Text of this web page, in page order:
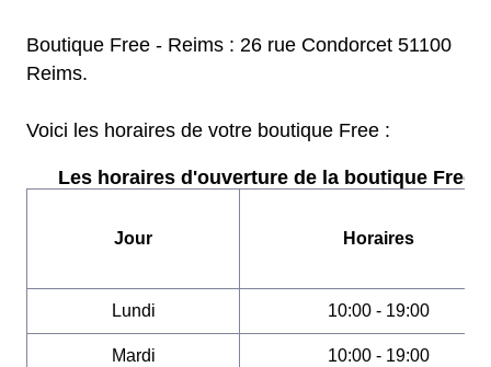
Boutique Free - Reims : 26 rue Condorcet 51100
Reims.
Voici les horaires de votre boutique Free :
Les horaires d'ouverture de la boutique Free :
Jour Horaires
Lundi 10:00 - 19:00
Mardi 10:00 - 19:00